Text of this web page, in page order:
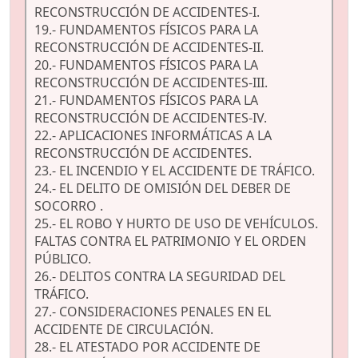
RECONSTRUCCIÓN DE ACCIDENTES-I.
19.- FUNDAMENTOS FÍSICOS PARA LA
RECONSTRUCCIÓN DE ACCIDENTES-II.
20.- FUNDAMENTOS FÍSICOS PARA LA
RECONSTRUCCIÓN DE ACCIDENTES-III.
21.- FUNDAMENTOS FÍSICOS PARA LA
RECONSTRUCCIÓN DE ACCIDENTES-IV.
22.- APLICACIONES INFORMÁTICAS A LA
RECONSTRUCCIÓN DE ACCIDENTES.
23.- EL INCENDIO Y EL ACCIDENTE DE TRÁFICO.
24.- EL DELITO DE OMISIÓN DEL DEBER DE
SOCORRO .
25.- EL ROBO Y HURTO DE USO DE VEHÍCULOS.
FALTAS CONTRA EL PATRIMONIO Y EL ORDEN
PÚBLICO.
26.- DELITOS CONTRA LA SEGURIDAD DEL
TRÁFICO.
27.- CONSIDERACIONES PENALES EN EL
ACCIDENTE DE CIRCULACIÓN.
28.- EL ATESTADO POR ACCIDENTE DE